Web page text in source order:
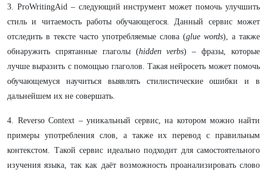
3. ProWritingAid – следующий инструмент может помочь улучшить
стиль и читаемость работы обучающегося. Данный сервис может
отследить в тексте часто употребляемые слова (glue words), а также
обнаружить спрятанные глаголы (hidden verbs) – фразы, которые
лучше выразить с помощью глаголов. Такая нейросеть может помочь
обучающемуся научиться выявлять стилистические ошибки и в
дальнейшем их не совершать.
4. Reverso Context – уникальный сервис, на котором можно найти
примеры употребления слов, а также их перевод с правильным
контекстом. Такой сервис идеально подходит для самостоятельного
изучения языка, так как даёт возможность проанализировать слово